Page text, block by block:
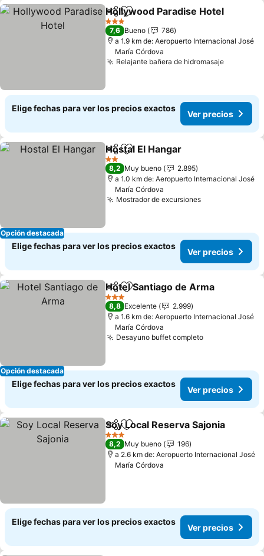
CompartirAgregar a favoritos
Hollywood Paradise Hotel
3 Estrellas
7,6 Bueno
786
a 1.9 km de: Aeropuerto Internacional José
María Córdova
Relajante bañera de hidromasajeVer
Elige fechas para ver los precios exactos
Ver precios
Opción destacada
CompartirAgregar a favoritos
Hostal El Hangar
2 Estrellas
8,2 Muy bueno
2.895
a 1.0 km de: Aeropuerto Internacional José
María Córdova
Mostrador de excursionesVer precios
Elige fechas para ver los precios exactos
Ver precios
Opción destacada
CompartirAgregar a favoritos
Hotel Santiago de Arma
3 Estrellas
8,8 Excelente
2.999
a 1.6 km de: Aeropuerto Internacional José
María Córdova
Desayuno buffet completoVer precios
Elige fechas para ver los precios exactos
Ver precios
CompartirAgregar a favoritos
Soy Local Reserva Sajonia
3 Estrellas
8,2 Muy bueno
196
a 2.6 km de: Aeropuerto Internacional José
María Córdova
Elige fechas para ver los precios exactos
Ver precios